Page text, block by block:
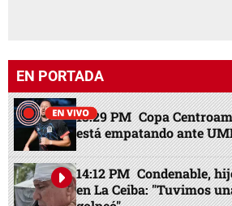
EN PORTADA
13:29 PM Copa
está empatando ante
14:12 PM Condenable,
en La Ceiba: "Tuvimos